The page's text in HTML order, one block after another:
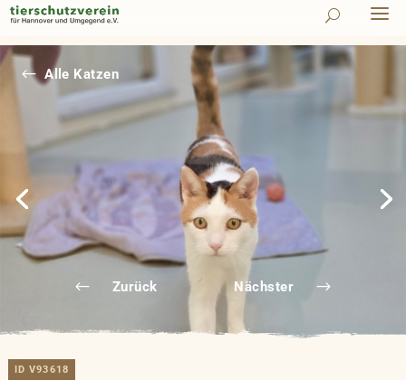
Zurück Nächster
# Alle Katzen
ID V93618